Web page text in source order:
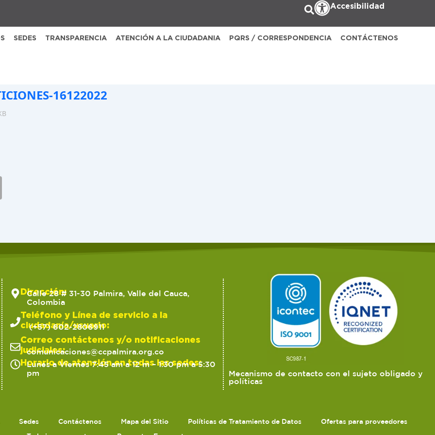
Accesibilidad
SEDES TRANSPARENCIA ATENCIÓN A LA CIUDADANIA PQRS / CORRESPONDENCIA CONTÁCTENOS
16122022
Dirección:
Calle 28 # 31-30 Palmira, Valle del Cauca,
Colombia
Teléfono y Línea de servicio a la
ciudadanía/usuario:
(+57) 602-2806911
Correo contáctenos y/o notificaciones
judiciales:
comunicaciones@ccpalmira.org.co
Horario de atención en todas las sedes:
Lunes a Viernes 7:45 am a 12 m – 1:30 pm a 5:30
pm
Mecanismo de contacto con el sujeto obligado y
políticas
Sedes Contáctenos Mapa del Sitio Políticas de Tratamiento de Datos
Ofertas para proveedores